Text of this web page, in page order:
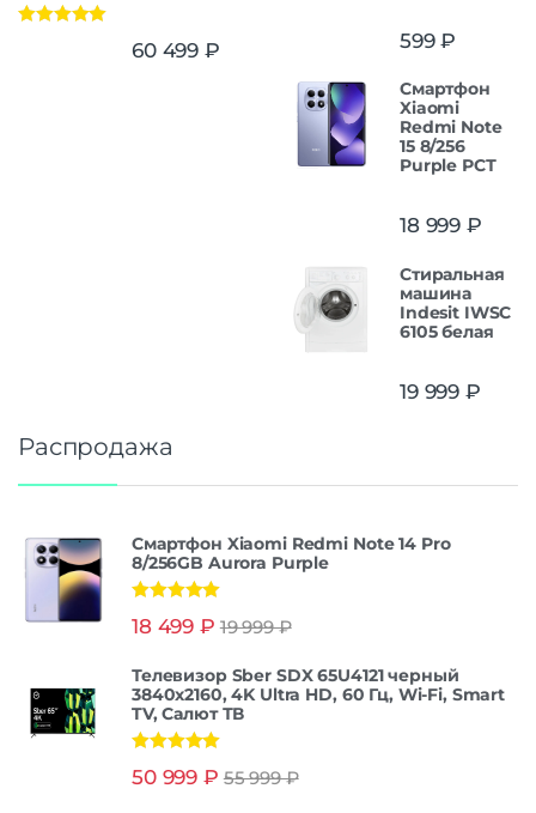
60 499 ₽ 599₽
Смартфон
Xiaomi
Redmi Note
15 8/256
Purple РСТ
18 999 ₽
Стиральная
машина
Indesit IWSC
6105 белая
19 999 ₽
Распродажа
Смартфон Xiaomi Redmi Note 14 Pro
8/256GB Aurora Purple
из 5
18 499 ₽ 19 999₽
Телевизор Sber SDX 65U4121 черный
3840x2160, 4K Ultra HD, 60 Гц, Wi-Fi, Smart
TV, Салют ТВ
из 5
50 999 ₽ 55 999₽